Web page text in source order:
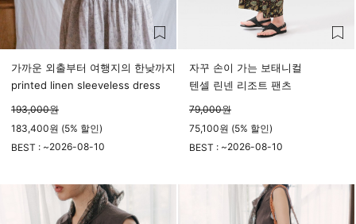
가까운 외출부터 여행지의 한낮까지
printed linen sleeveless dress
193,000원
183,400원 (5% 할인)
BEST : ~2026-08-10
자꾸 손이 가는 보태니컬
텐셀 린넨 리조트 팬츠
79,000원
75,100원 (5% 할인)
BEST : ~2026-08-10